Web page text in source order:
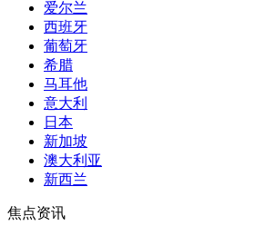
爱尔兰
西班牙
葡萄牙
希腊
马耳他
意大利
日本
新加坡
澳大利亚
新西兰
焦点资讯